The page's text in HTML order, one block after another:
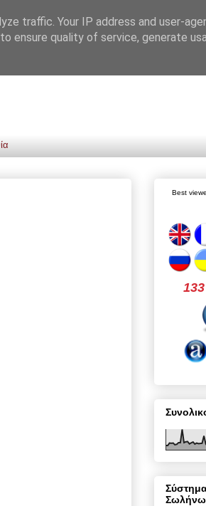
Best
traffic. Your IP address and user-
ensure quality of service, generate